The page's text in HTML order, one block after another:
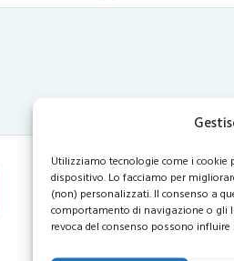
Utilizziamo tecnologie come i cookie
dispositivo. Lo facciamo per
(non) personalizzati. Il consenso a
comportamento di navigazione o gli
revoca del consenso possono